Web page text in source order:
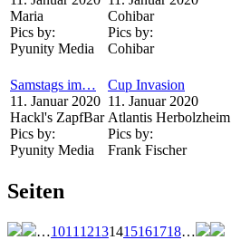
Maria
Pics by:
Pyunity Media
Cohibar
Pics by:
Cohibar
Samstags im…
11. Januar 2020
Hackl's ZapfBar
Pics by:
Pyunity Media
Cup Invasion
11. Januar 2020
Atlantis Herbolzheim
Pics by:
Frank Fischer
Seiten
…1011 12131415161718…